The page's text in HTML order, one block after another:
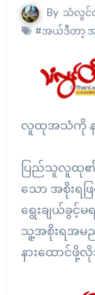
By သံလွင်
#အယ်ဒီတာ့
လူထုအသံကို န
ပြည်သူလူထု၏
သော အစိုးရ
ရွေးချယ်ခွင့်
သူ့အစိုးရအ
နားထောင်ဖို့